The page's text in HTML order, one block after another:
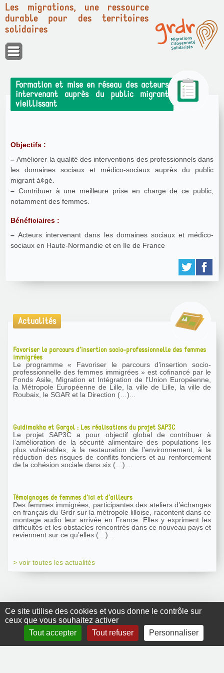
Panneau de gestion des cookies
Ce site utilise des cookies et vous donne le contrôle sur
ceux que vous souhaitez activer
Tout accepter
Tout refuser Personnaliser
Les migrations, une ressource
durable pour des territoires
solidaires
Formation et mise en réseau des acteurs
intervenant auprès du public migrant
vieillissant
Objectifs :
– Améliorer la qualité des interventions des professionnels dans
les domaines sociaux et médico-sociaux auprès du public
migrant à¢gé.
– Contribuer à une meilleure prise en charge de ce public,
notamment des femmes.
Bénéficiaires :
– Acteurs intervenant dans les domaines sociaux et médico-
sociaux en Haute-Normandie et en Ile de France
Actualités
Favoriser le parcours d’insertion socio-professionnelle des femmes
immigrées
Le programme « Favoriser le parcours d’insertion socio-
professionnelle des femmes immigrées » est cofinancé par le
Fonds Asile, Migration et Intégration de l’Union Européenne,
la Métropole Européenne de Lille, la ville de Lille, la ville de
Roubaix, le SGAR et la Direction (…)...
Guidimakha et Gorgol : Les réalisations du projet SAP3C
Le projet SAP3C a pour objectif global de contribuer à
l’amélioration de la sécurité alimentaire des populations les
plus vulnérables, à la restauration de l’environnement, à la
réduction des risques de conflits fonciers et au renforcement
de la cohésion sociale dans six (…)...
Témoignages de femmes d’ici et d’ailleurs
Des femmes immigrées, participantes des ateliers d’échanges
en français du Grdr sur la métropole lilloise, racontent dans ce
montage audio leur arrivée en France. Elles y expriment les
difficultés et les obstacles rencontrés dans ce nouveau pays et
reviennent sur ce qu’elles (…)...
> voir toutes les actualités
GRDR Copyright
2010 |RSS|Plan du site|Mentions légales|Contact